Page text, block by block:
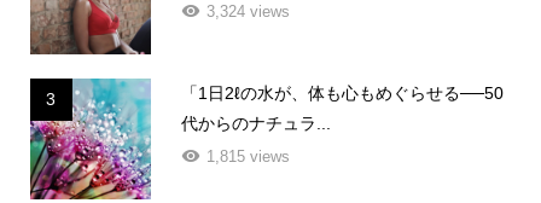
3,324 views
3
「1日2ℓの水が、体も心もめぐらせる──50
代からのナチュラ...
1,815 views